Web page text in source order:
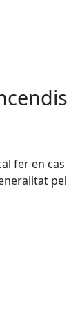
fer en cas
pel